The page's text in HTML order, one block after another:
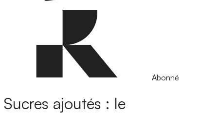
Abonné
Sucres ajoutés : le